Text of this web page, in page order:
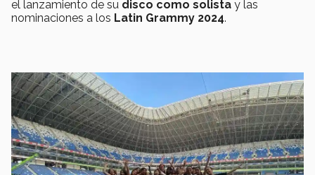
el lanzamiento de su disco como solista y las
nominaciones a los Latin Grammy 2024.